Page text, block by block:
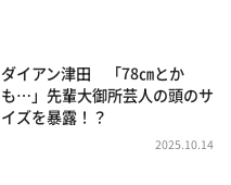
ダイアン津田 「78㎝とか
も…」先輩大御所芸人の頭のサ
イズを暴露！？
2025.10.14